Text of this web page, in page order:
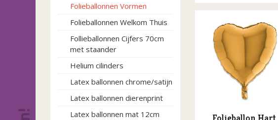
Folieballonnen Vormen
Folieballonnen Welkom Thuis
Follieballonnen Cijfers 70cm
met staander
Helium cilinders
Latex ballonnen chrome/satijn
Latex ballonnen dierenprint
Latex ballonnen mat 12cm